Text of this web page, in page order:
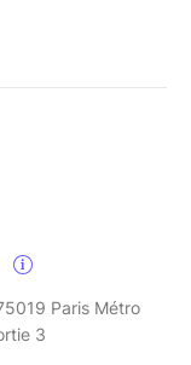
Paris Métro
3